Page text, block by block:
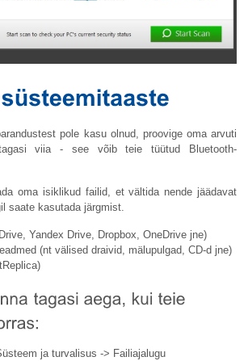
pole kasu olnud, proovige oma arvuti
viia - see võib teie tüütud Bluetooth-
oma isiklikud failid, et vältida nende jäädavat
saate kasutada järgmist.
Yandex Drive, Dropbox, OneDrive jne)
(nt välised draivid, mälupulgad, CD-d jne)
ja turvalisus -> Failiajalugu